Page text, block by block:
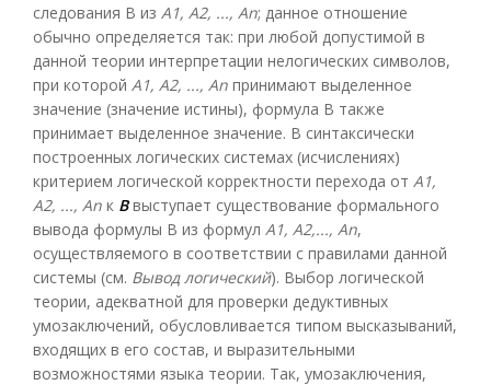
следования В из A1, A2, ..., Аn; данное отношение
обычно определяется так: при любой допустимой в
данной теории интерпретации нелогических символов,
при которой А1, А2, ..., Аn принимают выделенное
значение (значение истины), формула В также
принимает выделенное значение. В синтаксически
построенных логических системах (исчислениях)
критерием логической корректности перехода от А1,
А2, ..., Аn к Ввыступает существование формального
вывода формулы В из формул A1, А2,..., Аn,
осуществляемого в соответствии с правилами данной
системы (см. Вывод логический). Выбор логической
теории, адекватной для проверки дедуктивных
умозаключений, обусловливается типом высказываний,
входящих в его состав, и выразительными
возможностями языка теории. Так, умозаключения,